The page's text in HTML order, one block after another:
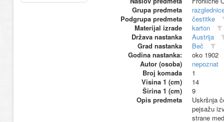
Grupa predmeta
Podgrupa predmeta
čestitke
Materijal izrade
karton
Država nastanka
Austrija
Grad nastanka
Beč
Godina nastanka:
oko 1902
Autor (osoba)
nepoznat
Broj komada
1
Visina 1 (cm)
14
Širina 1 (cm)
9
Opis predmeta
Uskršnja
pejsažu
strane